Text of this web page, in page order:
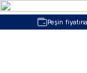
Peşin